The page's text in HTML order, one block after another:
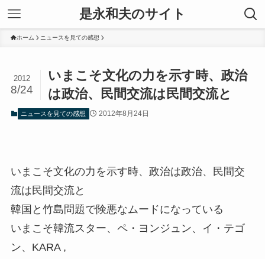
是永和夫のサイト
ホーム ニュースを見ての感想
いまこそ文化の力を示す時、政治
は政治、民間交流は民間交流と
2012
8/24
ニュースを見ての感想 2012年8月24日
いまこそ文化の力を示す時、政治は政治、民間交
流は民間交流と
韓国と竹島問題で険悪なムードになっている
いまこそ韓流スター、ペ・ヨンジュン、イ・テゴ
ン、KARA ,